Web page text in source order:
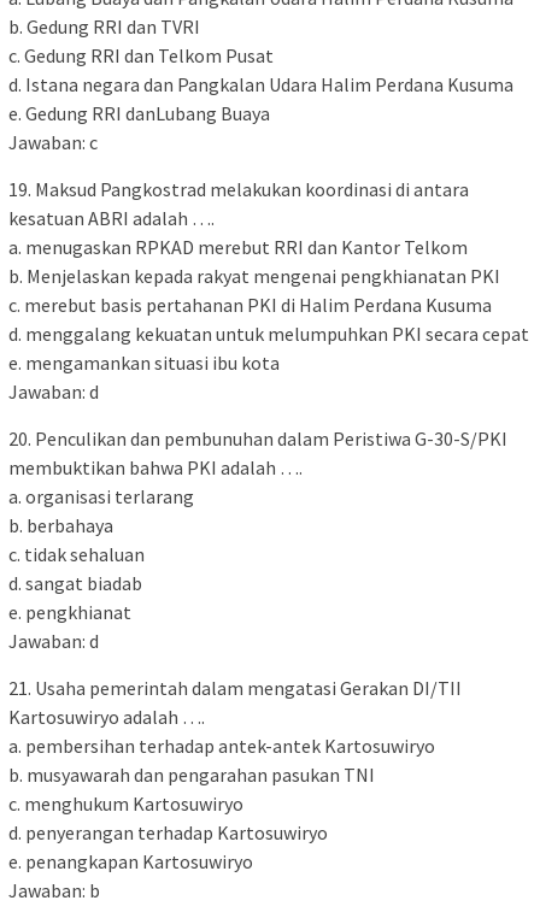
b. Gedung RRI dan TVRI
c. Gedung RRI dan Telkom Pusat
d. Istana negara dan Pangkalan Udara Halim Perdana Kusuma
e. Gedung RRI danLubang Buaya
Jawaban: c
19. Maksud Pangkostrad melakukan koordinasi di antara
kesatuan ABRI adalah ….
a. menugaskan RPKAD merebut RRI dan Kantor Telkom
b. Menjelaskan kepada rakyat mengenai pengkhianatan PKI
c. merebut basis pertahanan PKI di Halim Perdana Kusuma
d. menggalang kekuatan untuk melumpuhkan PKI secara cepat
e. mengamankan situasi ibu kota
Jawaban: d
20. Penculikan dan pembunuhan dalam Peristiwa G-30-S/PKI
membuktikan bahwa PKI adalah ….
a. organisasi terlarang
b. berbahaya
c. tidak sehaluan
d. sangat biadab
e. pengkhianat
Jawaban: d
21. Usaha pemerintah dalam mengatasi Gerakan DI/TII
Kartosuwiryo adalah ….
a. pembersihan terhadap antek-antek Kartosuwiryo
b. musyawarah dan pengarahan pasukan TNI
c. menghukum Kartosuwiryo
d. penyerangan terhadap Kartosuwiryo
e. penangkapan Kartosuwiryo
Jawaban: b